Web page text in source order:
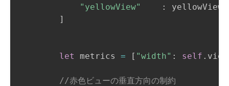
"yellowView"
:
yellowView
]
let metrics = [ "width" : self . view
//赤色ビューの垂直方向の制約